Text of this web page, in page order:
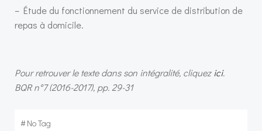
– Étude du fonctionnement du service de distribution de
repas à domicile.
Pour retrouver le texte dans son intégralité, cliquez ici.
BQR n°7 (2016-2017), pp. 29-31
#No Tag